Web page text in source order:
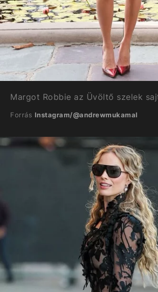
Margot Robbie az Üvöltő szelek
Forrás Instagram/@andrewmukamal